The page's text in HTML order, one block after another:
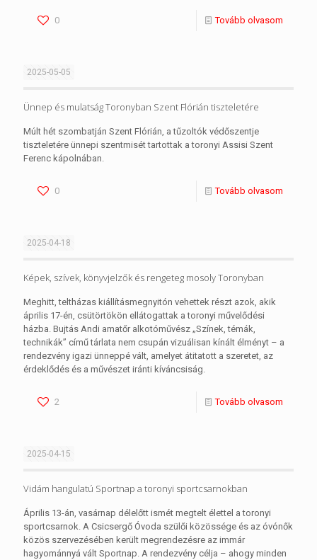
0 Tovább olvasom
2025-05-05
Ünnep és mulatság Toronyban Szent Flórián tiszteletére
Múlt hét szombatján Szent Flórián, a tűzoltók védőszentje
tiszteletére ünnepi szentmisét tartottak a toronyi Assisi Szent
Ferenc kápolnában.
0 Tovább olvasom
2025-04-18
Képek, szívek, könyvjelzők és rengeteg mosoly Toronyban
Meghitt, teltházas kiállításmegnyitón vehettek részt azok, akik
április 17-én, csütörtökön ellátogattak a toronyi művelődési
házba. Bujtás Andi amatőr alkotóművész „Színek, témák,
technikák” című tárlata nem csupán vizuálisan kínált élményt – a
rendezvény igazi ünneppé vált, amelyet átitatott a szeretet, az
érdeklődés és a művészet iránti kíváncsiság.
2 Tovább olvasom
2025-04-15
Vidám hangulatú Sportnap a toronyi sportcsarnokban
Április 13-án, vasárnap délelőtt ismét megtelt élettel a toronyi
sportcsarnok. A Csicsergő Óvoda szülői közössége és az óvónők
közös szervezésében került megrendezésre az immár
hagyománnyá vált Sportnap. A rendezvény célja – ahogy minden